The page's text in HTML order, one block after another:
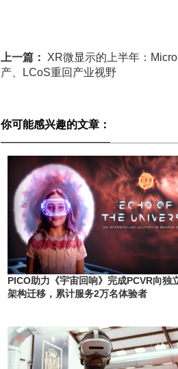
上一篇： XR微显示的上半年：
产、LCoS重回产业视野
你可能感兴趣的文章：
PICO助力《宇宙回响》完成PCVR向独
架构迁移，累计服务2万名体验者